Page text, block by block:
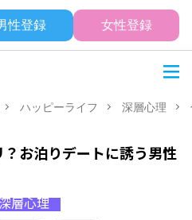
性登録 女性登録
ハッピーライフ 深層心理
お泊りデートに誘う男性
深層心理